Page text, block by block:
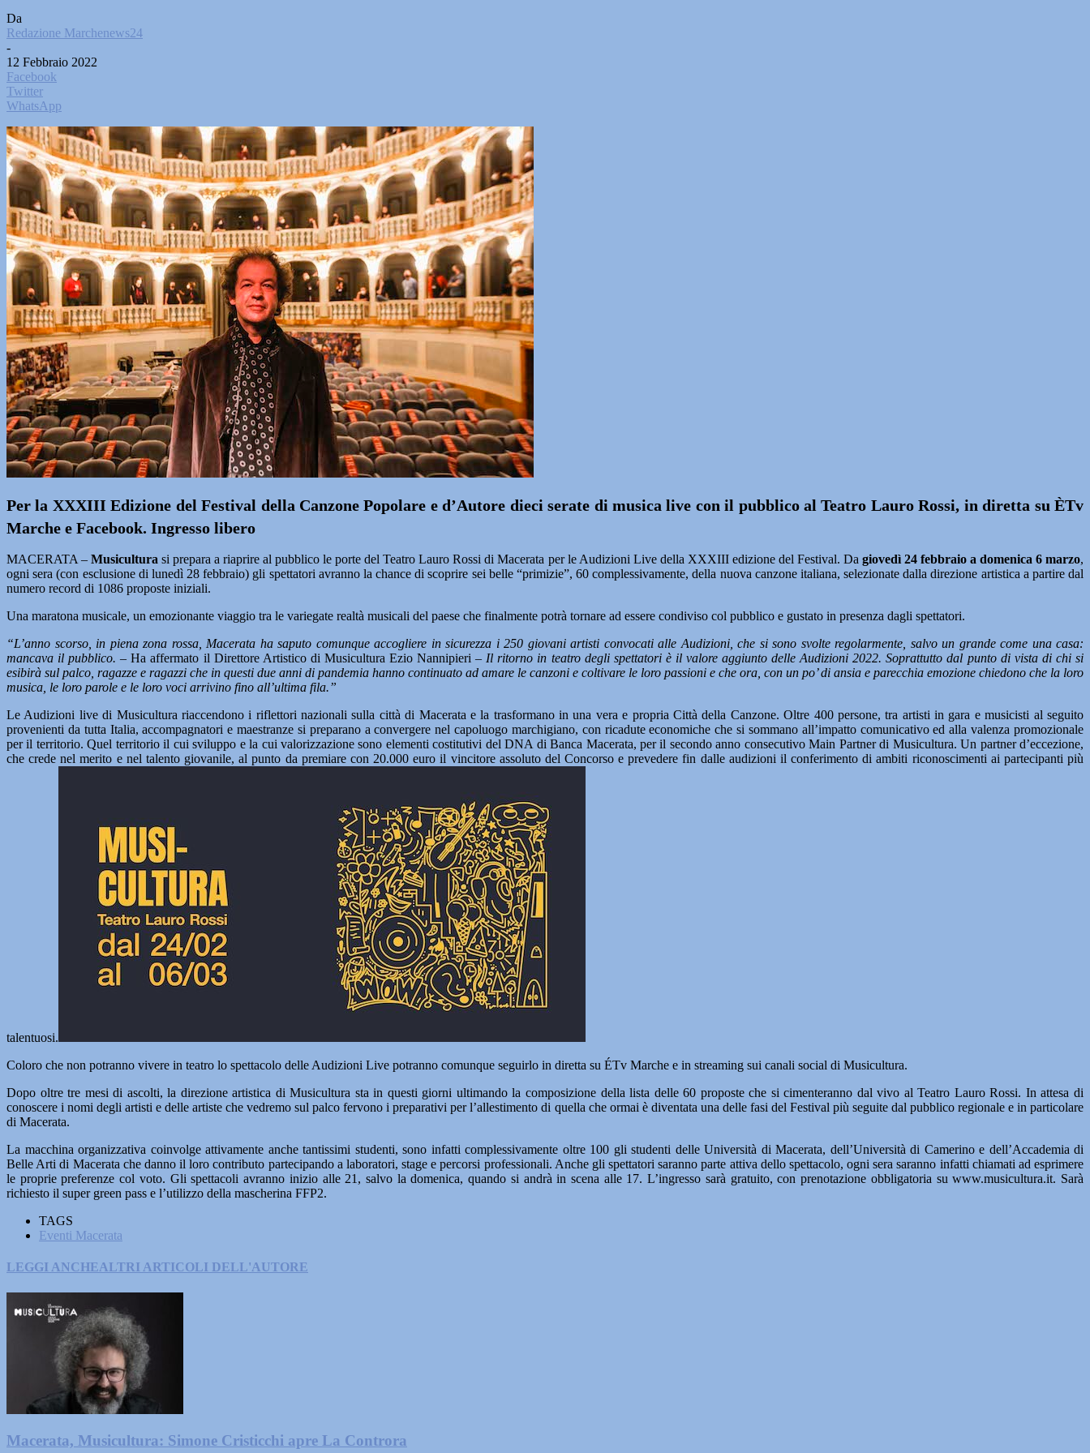
Da
Redazione Marchenews24
-
12 Febbraio 2022
Facebook
Twitter
WhatsApp
Per la XXXIII Edizione del Festival della Canzone Popolare e d’Autore dieci serate di musica live con il pubblico al Teatro Lauro Rossi, in diretta su ÈTv
Marche e Facebook. Ingresso libero
MACERATA –Musicultura si prepara a riaprire al pubblico le porte del Teatro Lauro Rossi di Macerata per le Audizioni Live della XXXIII edizione del Festival. Da giovedì 24 febbraio a domenica 6 marzo,
ogni sera (con esclusione di lunedì 28 febbraio) gli spettatori avranno la chance di scoprire sei belle “primizie”, 60 complessivamente, della nuova canzone italiana, selezionate dalla direzione artistica a partire dal
numero record di 1086 proposte iniziali.
Una maratona musicale, un emozionante viaggio tra le variegate realtà musicali del paese che finalmente potrà tornare ad essere condiviso col pubblico e gustato in presenza dagli spettatori.
“L’anno scorso, in piena zona rossa, Macerata ha saputo comunque accogliere in sicurezza i 250 giovani artisti convocati alle Audizioni, che si sono svolte regolarmente, salvo un grande come una casa:
mancava il pubblico. – Ha affermato il Direttore Artistico di Musicultura Ezio Nannipieri – Il ritorno in teatro degli spettatori è il valore aggiunto delle Audizioni 2022. Soprattutto dal punto di vista di chi si
esibirà sul palco, ragazze e ragazzi che in questi due anni di pandemia hanno continuato ad amare le canzoni e coltivare le loro passioni e che ora, con un po’ di ansia e parecchia emozione chiedono che la loro
musica, le loro parole e le loro voci arrivino fino all’ultima fila.”
Le Audizioni live di Musicultura riaccendono i riflettori nazionali sulla città di Macerata e la trasformano in una vera e propria Città della Canzone. Oltre 400 persone, tra artisti in gara e musicisti al seguito
provenienti da tutta Italia, accompagnatori e maestranze si preparano a convergere nel capoluogo marchigiano, con ricadute economiche che si sommano all’impatto comunicativo ed alla valenza promozionale
per il territorio. Quel territorio il cui sviluppo e la cui valorizzazione sono elementi costitutivi del DNA di Banca Macerata, per il secondo anno consecutivo Main Partner di Musicultura. Un partner d’eccezione,
che crede nel merito e nel talento giovanile, al punto da premiare con 20.000 euro il vincitore assoluto del Concorso e prevedere fin dalle audizioni il conferimento di ambiti riconoscimenti ai partecipanti più
talentuosi.
Coloro che non potranno vivere in teatro lo spettacolo delle Audizioni Live potranno comunque seguirlo in diretta su ÉTv Marche e in streaming sui canali social di Musicultura.
Dopo oltre tre mesi di ascolti, la direzione artistica di Musicultura sta in questi giorni ultimando la composizione della lista delle 60 proposte che si cimenteranno dal vivo al Teatro Lauro Rossi. In attesa di
conoscere i nomi degli artisti e delle artiste che vedremo sul palco fervono i preparativi per l’allestimento di quella che ormai è diventata una delle fasi del Festival più seguite dal pubblico regionale e in particolare
di Macerata.
La macchina organizzativa coinvolge attivamente anche tantissimi studenti, sono infatti complessivamente oltre 100 gli studenti delle Università di Macerata, dell’Università di Camerino e dell’Accademia di
Belle Arti di Macerata che danno il loro contributo partecipando a laboratori, stage e percorsi professionali. Anche gli spettatori saranno parte attiva dello spettacolo, ogni sera saranno infatti chiamati ad esprimere
le proprie preferenze col voto. Gli spettacoli avranno inizio alle 21, salvo la domenica, quando si andrà in scena alle 17. L’ingresso sarà gratuito, con prenotazione obbligatoria su www.musicultura.it. Sarà
richiesto il super green pass e l’utilizzo della mascherina FFP2.
TAGS
Eventi Macerata
LEGGI ANCHEALTRI ARTICOLI DELL'AUTORE
Macerata, Musicultura: Simone Cristicchi apre La Controra